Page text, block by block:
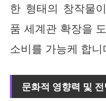
한 형태의 창작물
품 세계관 확장을
소비를 가능케 합니
문화적 영향력 및